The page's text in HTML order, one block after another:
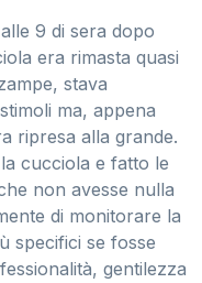
9 di sera dopo
era rimasta quasi
stava
ma, appena
ripresa alla grande.
cucciola e fatto le
non avesse nulla
di monitorare la
specifici se fosse
gentilezza